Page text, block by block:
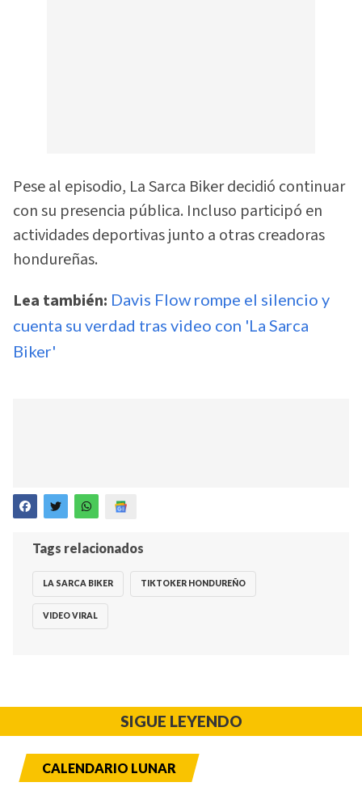
Pese al episodio, La Sarca Biker decidió continuar
con su presencia pública. Incluso participó en
actividades deportivas junto a otras creadoras
hondureñas.
Lea también: Davis Flow rompe el silencio y
cuenta su verdad tras video con 'La Sarca
Biker'
Tags relacionados
LA SARCA BIKER TIKTOKER HONDUREÑO
VIDEO VIRAL
SIGUE LEYENDO
CALENDARIO LUNAR